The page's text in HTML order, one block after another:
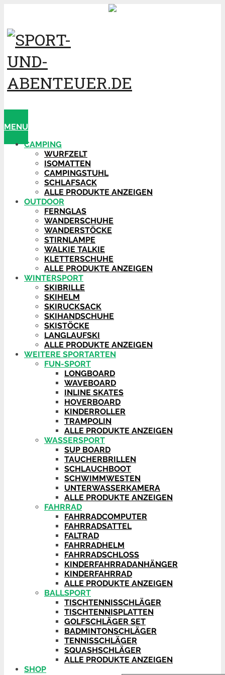
MENU
CAMPING
WURFZELT
ISOMATTEN
CAMPINGSTUHL
SCHLAFSACK
ALLE PRODUKTE ANZEIGEN
OUTDOOR
FERNGLAS
WANDERSCHUHE
WANDERSTÖCKE
STIRNLAMPE
WALKIE TALKIE
KLETTERSCHUHE
ALLE PRODUKTE ANZEIGEN
WINTERSPORT
SKIBRILLE
SKIHELM
SKIRUCKSACK
SKIHANDSCHUHE
SKISTÖCKE
LANGLAUFSKI
ALLE PRODUKTE ANZEIGEN
WEITERE SPORTARTEN
FUN-SPORT
LONGBOARD
WAVEBOARD
INLINE SKATES
HOVERBOARD
KINDERROLLER
TRAMPOLIN
ALLE PRODUKTE ANZEIGEN
WASSERSPORT
SUP BOARD
TAUCHERBRILLEN
SCHLAUCHBOOT
SCHWIMMWESTEN
UNTERWASSERKAMERA
ALLE PRODUKTE ANZEIGEN
FAHRRAD
FAHRRADCOMPUTER
FAHRRADSATTEL
FALTRAD
FAHRRADHELM
FAHRRADSCHLOSS
KINDERFAHRRADANHÄNGER
KINDERFAHRRAD
ALLE PRODUKTE ANZEIGEN
BALLSPORT
TISCHTENNISSCHLÄGER
TISCHTENNISPLATTEN
GOLFSCHLÄGER SET
BADMINTONSCHLÄGER
TENNISSCHLÄGER
SQUASHSCHLÄGER
ALLE PRODUKTE ANZEIGEN
SHOP